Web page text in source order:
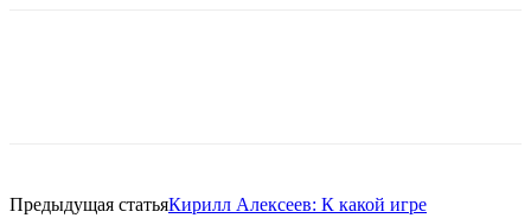
Предыдущая статьяКирилл Алексеев: К какой игре